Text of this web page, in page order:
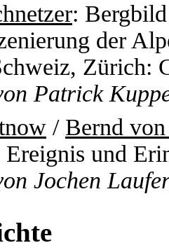
:
der
Zürich:
Patrick
/ Bernd
und
Jochen